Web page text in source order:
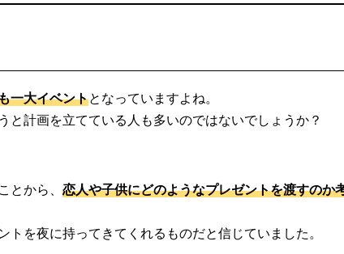
一大イベントとなっていますよね。
計画を立てている人も多いのではないでしょうか？
から、 恋人や子供にどのようなプレゼントを渡すのか
を夜に持ってきてくれるものだと信じていました。